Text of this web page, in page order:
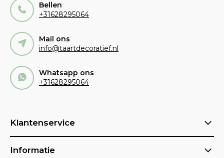
Bellen
+31628295064
Mail ons
info@taartdecoratief.nl
Whatsapp ons
+31628295064
Klantenservice
Informatie